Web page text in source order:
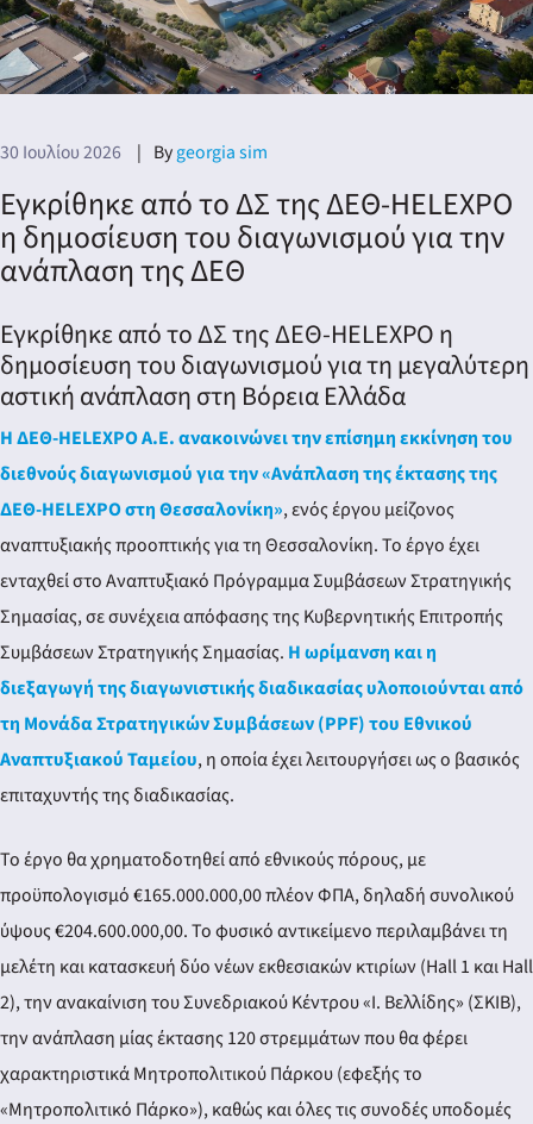
30 Ιουλίου 2026 Bygeorgia sim
Εγκρίθηκε από το ΔΣ της ΔΕΘ-HELEXPO
η δημοσίευση του διαγωνισμού για την
ανάπλαση της ΔΕΘ
Εγκρίθηκε από το ΔΣ της ΔΕΘ-HELEXPO η
δημοσίευση του διαγωνισμού για τη μεγαλύτερη
αστική ανάπλαση στη Βόρεια Ελλάδα
Η ΔΕΘ-HELEXPO Α.Ε. ανακοινώνει την επίσημη εκκίνηση του
διεθνούς διαγωνισμού για την «Ανάπλαση της έκτασης της
ΔΕΘ-HELEXPO στη Θεσσαλονίκη», ενός έργου μείζονος
αναπτυξιακής προοπτικής για τη Θεσσαλονίκη. Το έργο έχει
ενταχθεί στο Αναπτυξιακό Πρόγραμμα Συμβάσεων Στρατηγικής
Σημασίας, σε συνέχεια απόφασης της Κυβερνητικής Επιτροπής
Συμβάσεων Στρατηγικής Σημασίας. Η ωρίμανση και η
διεξαγωγή της διαγωνιστικής διαδικασίας υλοποιούνται από
τη Μονάδα Στρατηγικών Συμβάσεων (PPF) του Εθνικού
Αναπτυξιακού Ταμείου, η οποία έχει λειτουργήσει ως ο βασικός
επιταχυντής της διαδικασίας.
Το έργο θα χρηματοδοτηθεί από εθνικούς πόρους, με
προϋπολογισμό €165.000.000,00 πλέον ΦΠΑ, δηλαδή συνολικού
ύψους €204.600.000,00. Το φυσικό αντικείμενο περιλαμβάνει τη
μελέτη και κατασκευή δύο νέων εκθεσιακών κτιρίων (Hall 1 και Hall
2), την ανακαίνιση του Συνεδριακού Κέντρου «Ι. Βελλίδης» (ΣΚΙΒ),
την ανάπλαση μίας έκτασης 120 στρεμμάτων που θα φέρει
χαρακτηριστικά Μητροπολιτικού Πάρκου (εφεξής το
«Μητροπολιτικό Πάρκο»), καθώς και όλες τις συνοδές υποδομές